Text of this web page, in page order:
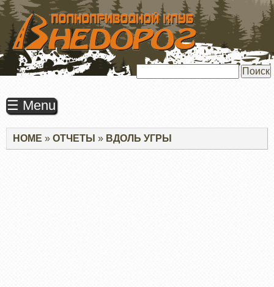
ПЕРЕЙТИ
ОСНОВНОМУ
СОДЕРЖАНИЮ
☰ Menu
Строка
навигации
HOME ОТЧЕТЫ ВДОЛЬ УГРЫ